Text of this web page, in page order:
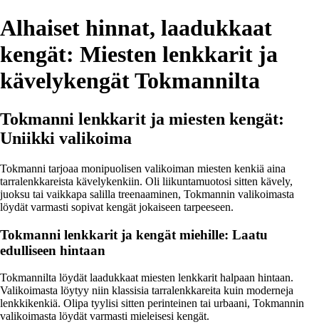
Alhaiset hinnat, laadukkaat
kengät: Miesten lenkkarit ja
kävelykengät Tokmannilta
Tokmanni lenkkarit ja miesten kengät:
Uniikki valikoima
Tokmanni tarjoaa monipuolisen valikoiman miesten kenkiä aina
tarralenkkareista kävelykenkiin. Oli liikuntamuotosi sitten kävely,
juoksu tai vaikkapa salilla treenaaminen, Tokmannin valikoimasta
löydät varmasti sopivat kengät jokaiseen tarpeeseen.
Tokmanni lenkkarit ja kengät miehille: Laatu
edulliseen hintaan
Tokmannilta löydät laadukkaat miesten lenkkarit halpaan hintaan.
Valikoimasta löytyy niin klassisia tarralenkkareita kuin moderneja
lenkkikenkiä. Olipa tyylisi sitten perinteinen tai urbaani, Tokmannin
valikoimasta löydät varmasti mieleisesi kengät.